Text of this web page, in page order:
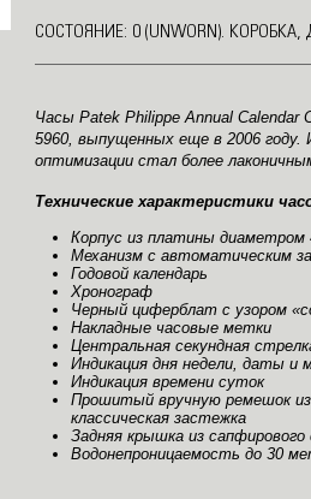
СОСТОЯНИЕ: 0 (UNWORN).
Часы Patek Philippe Annual Calendar
5960, выпущенных еще в 2006 году.
оптимизации стал более
Технические характеристики
Корпус из платины диаметром
Механизм с автоматическим
Годовой календарь
Хронограф
Черный циферблат с узором
Накладные часовые метки
Центральная секундная
Индикация дня недели, даты и
Индикация времени суток
Прошитый вручную ремешок
классическая застежка
Задняя крышка из сапфирового
Водонепроницаемость до 30